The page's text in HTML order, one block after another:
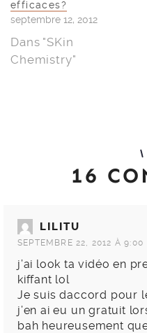
efficaces?
septembre 12, 2012
Dans "SKin
Chemistry"
16
LILITU
SEPTEMBRE 22, 2012 À 9:00
j’ai look ta vidéo en
kiffant lol
Je suis daccord pour
j’en ai eu un gratuit
bah heureusement